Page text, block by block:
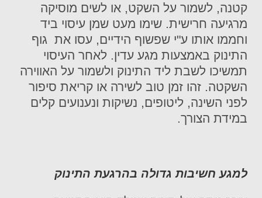
קטנה, לשמור על השקט, או לשים מוסיקה
מרגיעה חרישית. שימו מעט שמן עיסוי ביד
וחממו אותו ע"י שפשוף הידיים, עסו את גוף
התינוק באמצעות מגע עדין. לאחר העיסוי
תמשיכו לשבת ליד התינוק ולשמור על האווירה
השקטה. זהו זמן טוב לשירה או קריאת סיפור
לפני השינה, ליטופים, נשיקות ונענועים קלים
במידת הצורך.
למגע חשיבות גדולה בהרגעת התינוק